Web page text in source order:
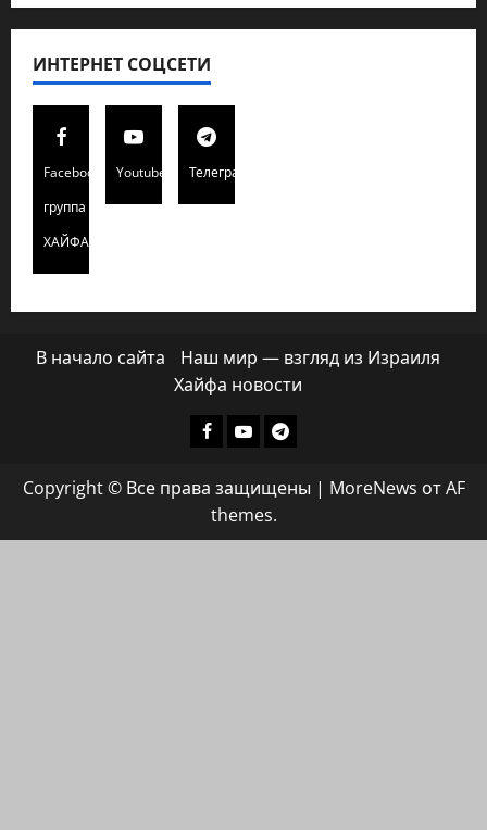
ИНТЕРНЕТ СОЦСЕТИ
Facebook
группа
ХАЙФАИНФО
Youtube Телеграмм
В начало сайта
Наш мир — взгляд из Израиля
Хайфа новости
Facebook
ХАЙФАИНФО
YoutubeТелеграмм
Copyright © Все права защищены | MoreNews от AF
themes.